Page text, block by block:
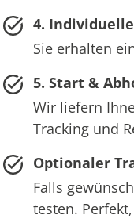
4.
Sie erhalten
5. Start &
Wir liefern
Tracking und
Optionaler
Falls
testen.